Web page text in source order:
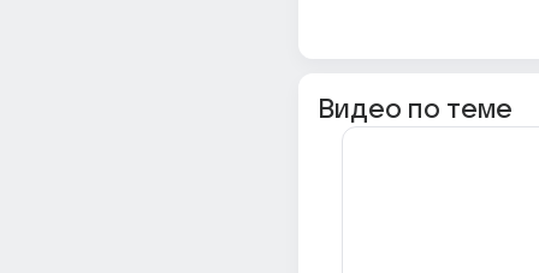
Видео по теме